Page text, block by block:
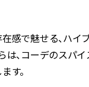
感で魅せる、ハイ
は、コーデのスパ
す。